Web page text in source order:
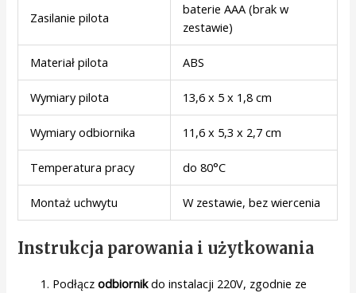
Zasilanie pilota
baterie AAA (brak w
zestawie)
Materiał pilota ABS
Wymiary pilota 13,6 x 5 x 1,8 cm
Wymiary odbiornika 11,6 x 5,3 x 2,7 cm
Temperatura pracy do 80°C
Montaż uchwytu W zestawie, bez wiercenia
Instrukcja parowania i użytkowania
Podłączodbiornikdo instalacji 220V, zgodnie ze